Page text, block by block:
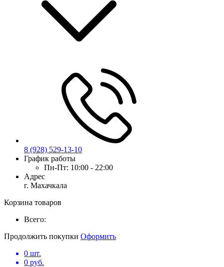
8 (928) 529-13-10
График работы
Пн-Пт: 10:00 - 22:00
Адрес
г. Махачкала
Корзина товаров
Всего:
Продолжить покупки Оформить
0 шт.
0 руб.